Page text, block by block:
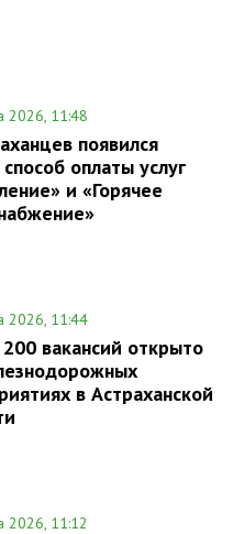
2026, 11:48
появился
оплаты услуг
и «Горячее
2026, 11:44
вакансий открыто
в Астраханской
2026, 11:12